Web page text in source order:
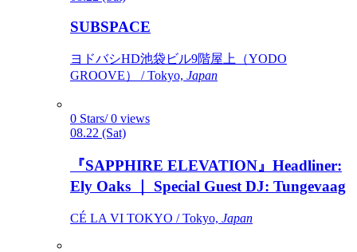
SUBSPACE
ヨドバシHD池袋ビル9階屋上（YODO
GROOVE） / Tokyo, Japan
0 Stars/ 0 views
08.22 (Sat)
『SAPPHIRE ELEVATION』Headliner:
Ely Oaks ｜ Special Guest DJ: Tungevaag
CÉ LA VI TOKYO / Tokyo, Japan